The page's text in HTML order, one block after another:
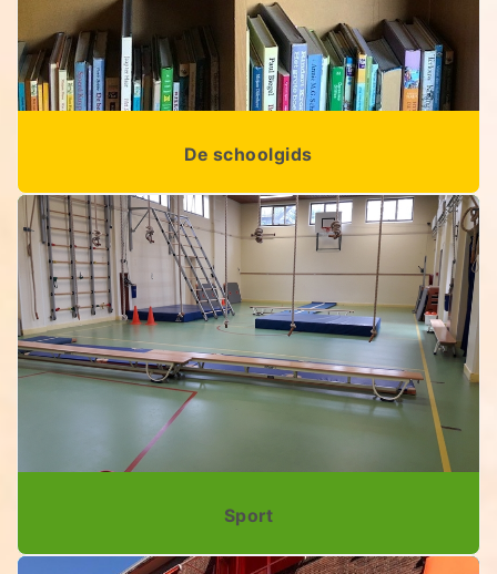
De schoolgids
Sport